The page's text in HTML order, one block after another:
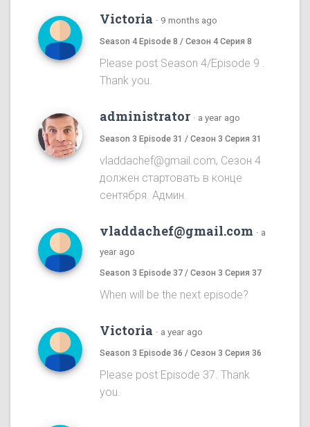
Victoria · 9 months ago
Season 4 Episode 8 / Сезон 4 Серия 8
Please post Season 4/Episode 9 .
Thank you.
administrator · a year ago
Season 3 Episode 31 / Сезон 3 Серия 31
vladdachef@gmail.com, Сезон 4
должен стартовать в конце
сентября. Админ.
vladdachef@gmail.com · a
year ago
Season 3 Episode 37 / Сезон 3 Серия 37
When will be the next episode?
Victoria · a year ago
Season 3 Episode 36 / Сезон 3 Серия 36
Please post Episode 37. Thank
you.